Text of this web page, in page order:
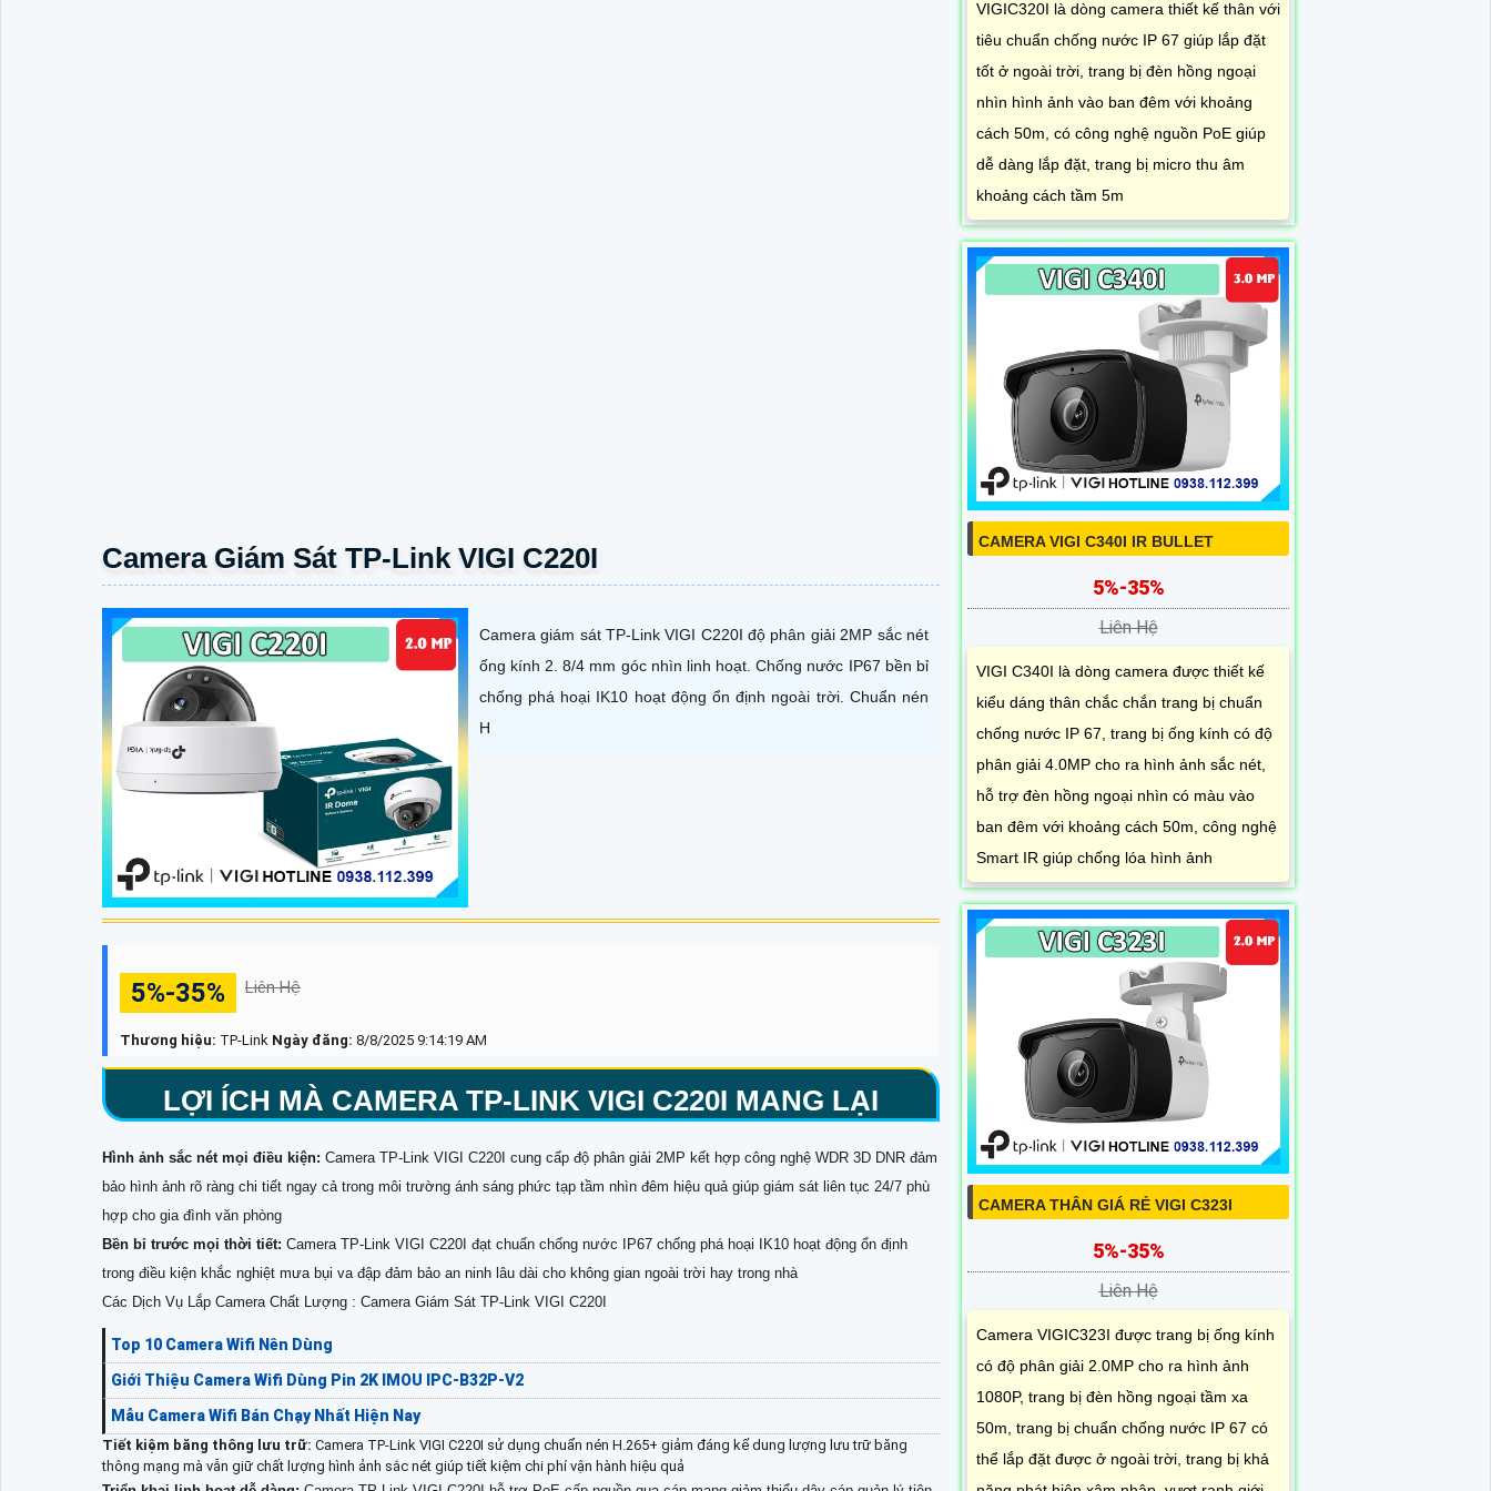
Camera Giám Sát TP-Link VIGI C220I
Camera giám sát TP-Link VIGI C220I độ phân giải 2MP sắc nét
ống kính 2. 8/4 mm góc nhìn linh hoạt. Chống nước IP67 bền bỉ
chống phá hoại IK10 hoạt động ổn định ngoài trời. Chuẩn nén
H
5%-35% Liên Hệ
Thương hiệu: TP-Link Ngày đăng: 8/8/2025 9:14:19 AM
LỢI ÍCH MÀ CAMERA TP-LINK VIGI C220I MANG LẠI
Hình ảnh sắc nét mọi điều kiện: Camera TP-Link VIGI C220I cung cấp độ phân giải 2MP kết hợp công nghệ WDR 3D DNR đảm
bảo hình ảnh rõ ràng chi tiết ngay cả trong môi trường ánh sáng phức tạp tầm nhìn đêm hiệu quả giúp giám sát liên tục 24/7 phù
hợp cho gia đình văn phòng
Bền bỉ trước mọi thời tiết: Camera TP-Link VIGI C220I đạt chuẩn chống nước IP67 chống phá hoại IK10 hoạt động ổn định
trong điều kiện khắc nghiệt mưa bụi va đập đảm bảo an ninh lâu dài cho không gian ngoài trời hay trong nhà
Các Dịch Vụ Lắp Camera Chất Lượng : Camera Giám Sát TP-Link VIGI C220I
Top 10 Camera Wifi Nên Dùng
Giới Thiệu Camera Wifi Dùng Pin 2K IMOU IPC-B32P-V2
Mẫu Camera Wifi Bán Chạy Nhất Hiện Nay
Tiết kiệm băng thông lưu trữ: Camera TP-Link VIGI C220I sử dụng chuẩn nén H.265+ giảm đáng kể dung lượng lưu trữ băng
thông mạng mà vẫn giữ chất lượng hình ảnh sắc nét giúp tiết kiệm chi phí vận hành hiệu quả
VIGIC320I là dòng camera thiết kế thân với
tiêu chuẩn chống nước IP 67 giúp lắp đặt
tốt ở ngoài trời, trang bị đèn hồng ngoại
nhìn hình ảnh vào ban đêm với khoảng
cách 50m, có công nghệ nguồn PoE giúp
dễ dàng lắp đặt, trang bị micro thu âm
khoảng cách tầm 5m
CAMERA VIGI C340I IR BULLET
5%-35%
Liên Hệ
VIGI C340I là dòng camera được thiết kế
kiểu dáng thân chắc chắn trang bị chuẩn
chống nước IP 67, trang bị ống kính có độ
phân giải 4.0MP cho ra hình ảnh sắc nét,
hỗ trợ đèn hồng ngoại nhìn có màu vào
ban đêm với khoảng cách 50m, công nghệ
Smart IR giúp chống lóa hình ảnh
CAMERA THÂN GIÁ RẺ VIGI C323I
5%-35%
Liên Hệ
Camera VIGIC323I được trang bị ống kính
có độ phân giải 2.0MP cho ra hình ảnh
1080P, trang bị đèn hồng ngoại tầm xa
50m, trang bị chuẩn chống nước IP 67 có
thể lắp đặt được ở ngoài trời, trang bị khả